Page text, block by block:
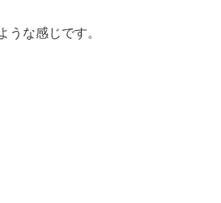
うな感じです。